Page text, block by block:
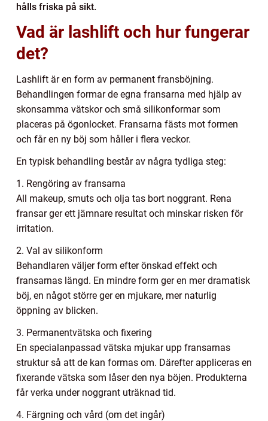
hålls friska på sikt.
Vad är lashlift och hur fungerar
det?
Lashlift är en form av permanent fransböjning.
Behandlingen formar de egna fransarna med hjälp av
skonsamma vätskor och små silikonformar som
placeras på ögonlocket. Fransarna fästs mot formen
och får en ny böj som håller i flera veckor.
En typisk behandling består av några tydliga steg:
1. Rengöring av fransarna
All makeup, smuts och olja tas bort noggrant. Rena
fransar ger ett jämnare resultat och minskar risken för
irritation.
2. Val av silikonform
Behandlaren väljer form efter önskad effekt och
fransarnas längd. En mindre form ger en mer dramatisk
böj, en något större ger en mjukare, mer naturlig
öppning av blicken.
3. Permanentvätska och fixering
En specialanpassad vätska mjukar upp fransarnas
struktur så att de kan formas om. Därefter appliceras en
fixerande vätska som låser den nya böjen. Produkterna
får verka under noggrant uträknad tid.
4. Färgning och vård (om det ingår)